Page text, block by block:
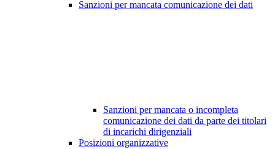
Sanzioni per mancata comunicazione dei dati
Sanzioni per mancata o incompleta
comunicazione dei dati da parte dei titolari
di incarichi dirigenziali
Posizioni organizzative